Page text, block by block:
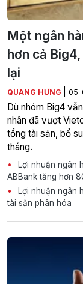
Một ngân
hơn cả
lại
QUANG HƯNG 05-
Dù nhóm Big4
nhân đã vượt
tổng tài sản, bổ
tháng.
Lợi nhuận ngân
ABBank tăng hơn
Lợi nhuận ngân
tài sản phân hóa